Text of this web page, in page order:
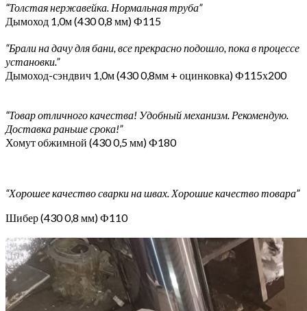
“Толстая нержавейка. Нормальная труба”
Дымоход 1,0м (430 0,8 мм) Ф115
“Брали на дачу для бани, все прекрасно подошло, пока в процессе
установки.”
Дымоход-сэндвич 1,0м (430 0,8мм + оцинковка) Ф115х200
“Товар отличного качества! Удобный механизм. Рекомендую.
Доставка раньше срока!”
Хомут обжимной (430 0,5 мм) Ф180
“Хорошее качество сварки на швах. Хорошие качество товара”
Шибер (430 0,8 мм) Ф110